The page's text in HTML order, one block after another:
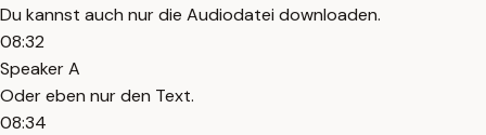
Du kannst auch nur die Audiodatei downloaden.
08:32
Speaker A
Oder eben nur den Text.
08:34